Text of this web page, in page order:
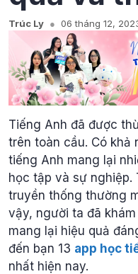
Trúc Ly 06 tháng 12,
Tiếng Anh đã được
trên toàn cầu. Có khả
tiếng Anh mang lại
học tập và sự nghiệp.
truyền thống thường
vậy, người ta đã
mang lại hiệu quả
đến bạn 13 app học
nhất hiện nay.